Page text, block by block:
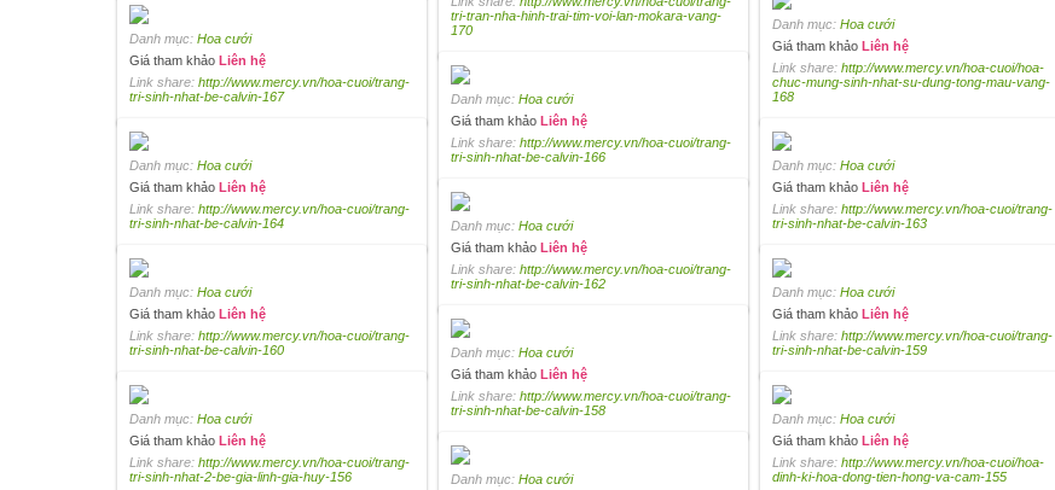
tri-tran-nha-hinh-trai-tim-voi-lan-mokara-vang-
170
Danh mục: Hoa cưới
Giá tham khảo Liên hệ
Link share: http://www.mercy.vn/hoa-cuoi/hoa-
chuc-mung-sinh-nhat-su-dung-tong-mau-vang-
168
Danh mục: Hoa cưới
Giá tham khảo Liên hệ
Link share: http://www.mercy.vn/hoa-cuoi/trang-
tri-sinh-nhat-be-calvin-167
Danh mục: Hoa cưới
Giá tham khảo Liên hệ
Link share: http://www.mercy.vn/hoa-cuoi/trang-
tri-sinh-nhat-be-calvin-166
Danh mục: Hoa cưới
Giá tham khảo Liên hệ
Link share: http://www.mercy.vn/hoa-cuoi/trang-
tri-sinh-nhat-be-calvin-164
Danh mục: Hoa cưới
Giá tham khảo Liên hệ
Link share: http://www.mercy.vn/hoa-cuoi/trang-
tri-sinh-nhat-be-calvin-163
Danh mục: Hoa cưới
Giá tham khảo Liên hệ
Link share: http://www.mercy.vn/hoa-cuoi/trang-
tri-sinh-nhat-be-calvin-162
Danh mục: Hoa cưới
Giá tham khảo Liên hệ
Link share: http://www.mercy.vn/hoa-cuoi/trang-
tri-sinh-nhat-be-calvin-160
Danh mục: Hoa cưới
Giá tham khảo Liên hệ
Link share: http://www.mercy.vn/hoa-cuoi/trang-
tri-sinh-nhat-be-calvin-159
Danh mục: Hoa cưới
Giá tham khảo Liên hệ
Link share: http://www.mercy.vn/hoa-cuoi/trang-
tri-sinh-nhat-be-calvin-158
Danh mục: Hoa cưới
Giá tham khảo Liên hệ
Link share: http://www.mercy.vn/hoa-cuoi/trang-
tri-sinh-nhat-2-be-gia-linh-gia-huy-156
Danh mục: Hoa cưới
Giá tham khảo Liên hệ
Link share: http://www.mercy.vn/hoa-cuoi/hoa-
dinh-ki-hoa-dong-tien-hong-va-cam-155
Danh mục: Hoa cưới